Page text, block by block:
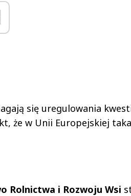
się uregulowania
że w Unii Europejskiej
Rolnictwa i Rozwoju Wsi